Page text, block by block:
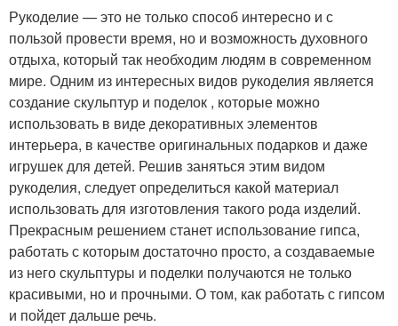
Рукоделие — это не только способ интересно и с
пользой провести время, но и возможность духовного
отдыха, который так необходим людям в современном
мире. Одним из интересных видов рукоделия является
создание скульптур и поделок , которые можно
использовать в виде декоративных элементов
интерьера, в качестве оригинальных подарков и даже
игрушек для детей. Решив заняться этим видом
рукоделия, следует определиться какой материал
использовать для изготовления такого рода изделий.
Прекрасным решением станет использование гипса,
работать с которым достаточно просто, а создаваемые
из него скульптуры и поделки получаются не только
красивыми, но и прочными. О том, как работать с гипсом
и пойдет дальше речь.